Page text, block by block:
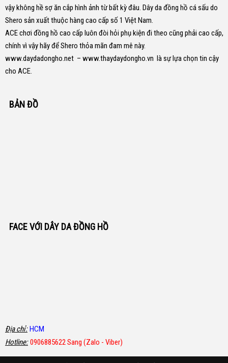
vậy không hề sợ ăn cắp hình ảnh từ bất kỳ đâu. Dây da đồng hồ cá sấu do
Shero sản xuất thuộc hàng cao cấp số 1 Việt Nam.
ACE chơi đồng hồ cao cấp luôn đòi hỏi phụ kiện đi theo cũng phải cao cấp,
chính vì vậy hãy để Shero thỏa mãn đam mê này.
www.daydadongho.net – www.thaydaydongho.vn là sự lựa chọn tin cậy
cho ACE.
BẢN ĐỒ
FACE VỚI DÂY DA ĐỒNG HỒ
Địa chỉ: HCM
Hotline: 0906885622 Sang (Zalo - Viber)